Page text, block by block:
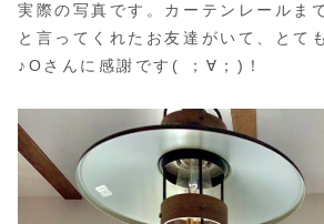
実際の写真です。カーテンレールま
と言ってくれたお友達がいて、とて
♪Oさんに感謝です( ；∀；)！